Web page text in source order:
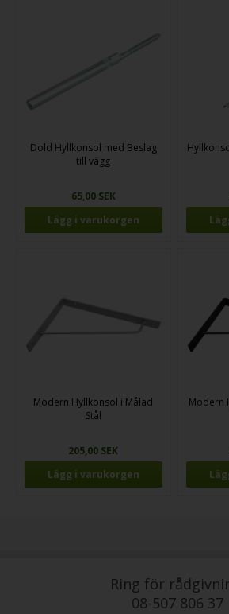
Dold Hyllkonsol med Beslag
till vägg
65,00 SEK
Modern Hyllkonsol i Målad
Stål
205,00 SEK
Modern
Ring för
08-507 806 37